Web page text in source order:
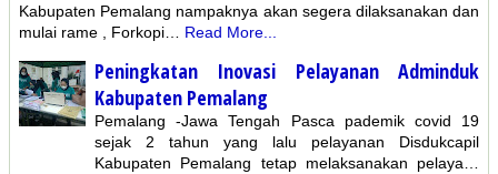
Kabupaten Pemalang nampaknya akan segera dilaksanakan dan
mulai rame , Forkopi…
Read More...
Peningkatan Inovasi Pelayanan Adminduk
Kabupaten Pemalang
Pemalang -Jawa Tengah Pasca pademik covid 19
sejak 2 tahun yang lalu pelayanan Disdukcapil
Kabupaten Pemalang tetap melaksanakan pelaya…